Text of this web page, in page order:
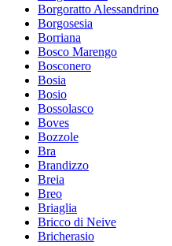
Borgoratto Alessandrino
Borgosesia
Borriana
Bosco Marengo
Bosconero
Bosia
Bosio
Bossolasco
Boves
Bozzole
Bra
Brandizzo
Breia
Breo
Briaglia
Bricco di Neive
Bricherasio